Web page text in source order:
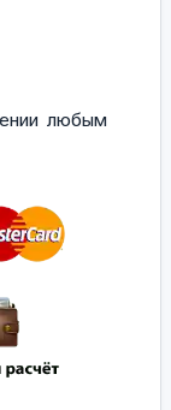
любым